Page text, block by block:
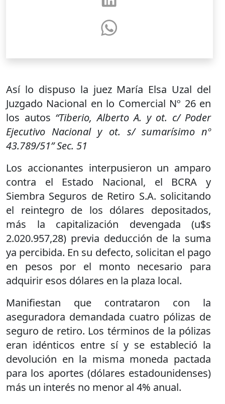
Así lo dispuso la juez María Elsa Uzal del
Juzgado Nacional en lo Comercial Nº 26 en
los autos “Tiberio, Alberto A. y ot. c/ Poder
Ejecutivo Nacional y ot. s/ sumarísimo nº
43.789/51” Sec. 51
Los accionantes interpusieron un amparo
contra el Estado Nacional, el BCRA y
Siembra Seguros de Retiro S.A. solicitando
el reintegro de los dólares depositados,
más la capitalización devengada (u$s
2.020.957,28) previa deducción de la suma
ya percibida. En su defecto, solicitan el pago
en pesos por el monto necesario para
adquirir esos dólares en la plaza local.
Manifiestan que contrataron con la
aseguradora demandada cuatro pólizas de
seguro de retiro. Los términos de la pólizas
eran idénticos entre sí y se estableció la
devolución en la misma moneda pactada
para los aportes (dólares estadounidenses)
más un interés no menor al 4% anual.